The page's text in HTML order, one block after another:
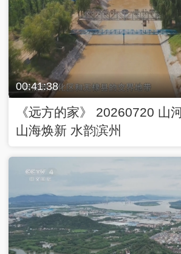
00:41:38
《远方的家》 20260720 山
山海焕新 水韵滨州